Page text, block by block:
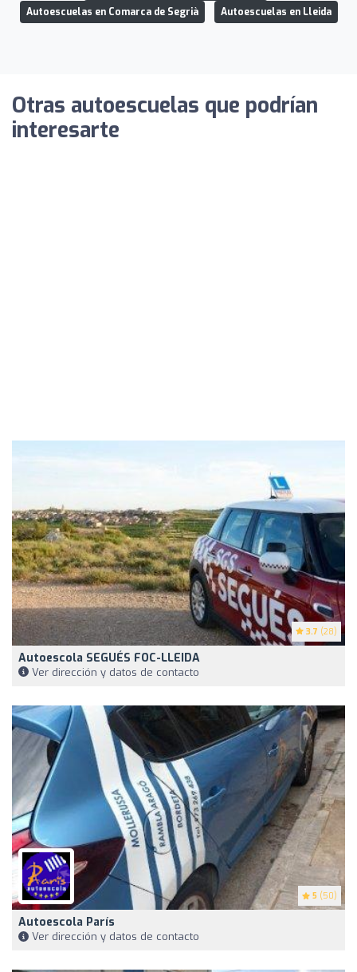
Autoescuelas en Comarca de Segrià Autoescuelas en Lleida
Otras autoescuelas que podrían
interesarte
3.7 (28)
Autoescola SEGUÉS FOC-LLEIDA
Ver dirección y datos de contacto
5 (50)
Autoescola París
Ver dirección y datos de contacto